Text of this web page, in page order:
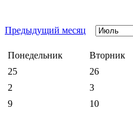
Предыдущий месяц
Понедельник Вторник
25
26
2
3
9
10